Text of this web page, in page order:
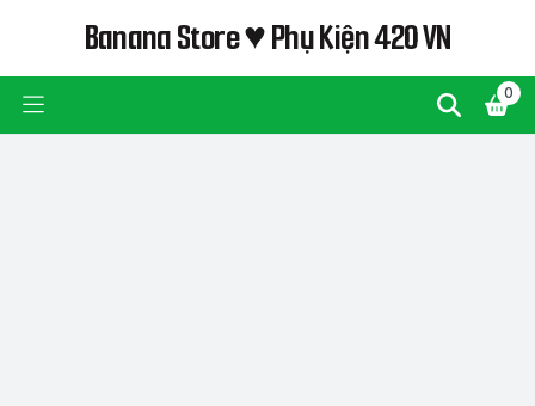
Banana Store ♥ Phụ Kiện 420 VN
0